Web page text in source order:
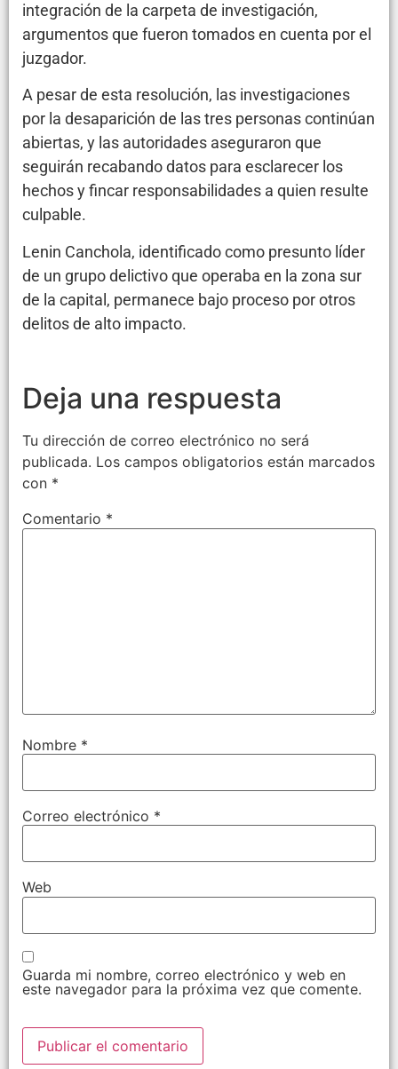
integración de la carpeta de investigación,
argumentos que fueron tomados en cuenta por el
juzgador.
A pesar de esta resolución, las investigaciones
por la desaparición de las tres personas continúan
abiertas, y las autoridades aseguraron que
seguirán recabando datos para esclarecer los
hechos y fincar responsabilidades a quien resulte
culpable.
Lenin Canchola, identificado como presunto líder
de un grupo delictivo que operaba en la zona sur
de la capital, permanece bajo proceso por otros
delitos de alto impacto.
Deja una respuesta
Tu dirección de correo electrónico no será
publicada. Los campos obligatorios están marcados
con *
Comentario *
Nombre *
Correo electrónico *
Web
Guarda mi nombre, correo electrónico y web en
este navegador para la próxima vez que comente.